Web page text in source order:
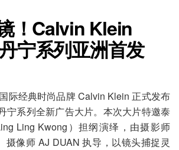
！Calvin Klein
宁系列亚洲首发
际经典时尚品牌 Calvin Klein 正式发布
宁系列全新广告大片。本次大片特邀泰
Ling Kwong）担纲演绎，由摄影师
摄像师 AJ DUAN 执导，以镜头捕捉灵